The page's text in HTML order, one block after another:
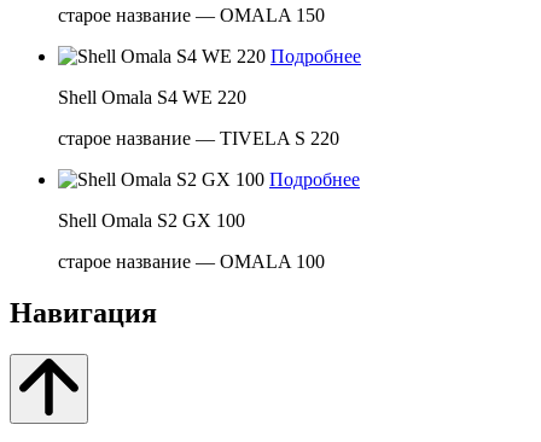
старое название — OMALA 150
Подробнее
Shell Omala S4 WE 220
старое название — TIVELA S 220
Подробнее
Shell Omala S2 GX 100
старое название — OMALA 100
Навигация